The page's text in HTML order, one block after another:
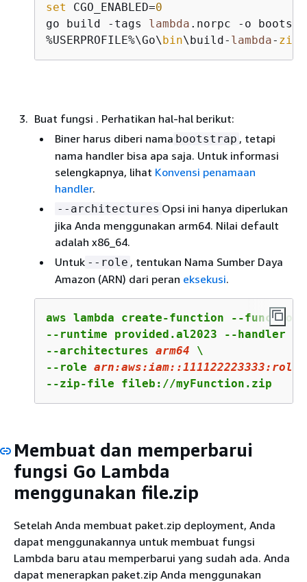
set
CGO_ENABLED=0
go build -tags lambda .norpc -o
%USERPROFILE%\Go\bin\build- lambda- zip
Buat fungsi . Perhatikan hal-hal berikut:
Biner harus diberi nama bootstrap , tetapi
nama handler bisa apa saja. Untuk informasi
selengkapnya, lihat Konvensi penamaan
handler.
--architectures Opsi ini hanya diperlukan
jika Anda menggunakan arm64. Nilai default
adalah x86_64.
Untuk --role , tentukan Nama Sumber Daya
Amazon (ARN) dari peran eksekusi.
aws lambda create-function --function-
--runtime provided.al2023 --handler
--architectures arm64 \
--role arn:aws:iam::111122223333:role/
--zip-file fileb://myFunction.zip
Membuat dan memperbarui
fungsi Go Lambda
menggunakan file.zip
Setelah Anda membuat paket.zip deployment, Anda
dapat menggunakannya untuk membuat fungsi
Lambda baru atau memperbarui yang sudah ada. Anda
dapat menerapkan paket.zip Anda menggunakan